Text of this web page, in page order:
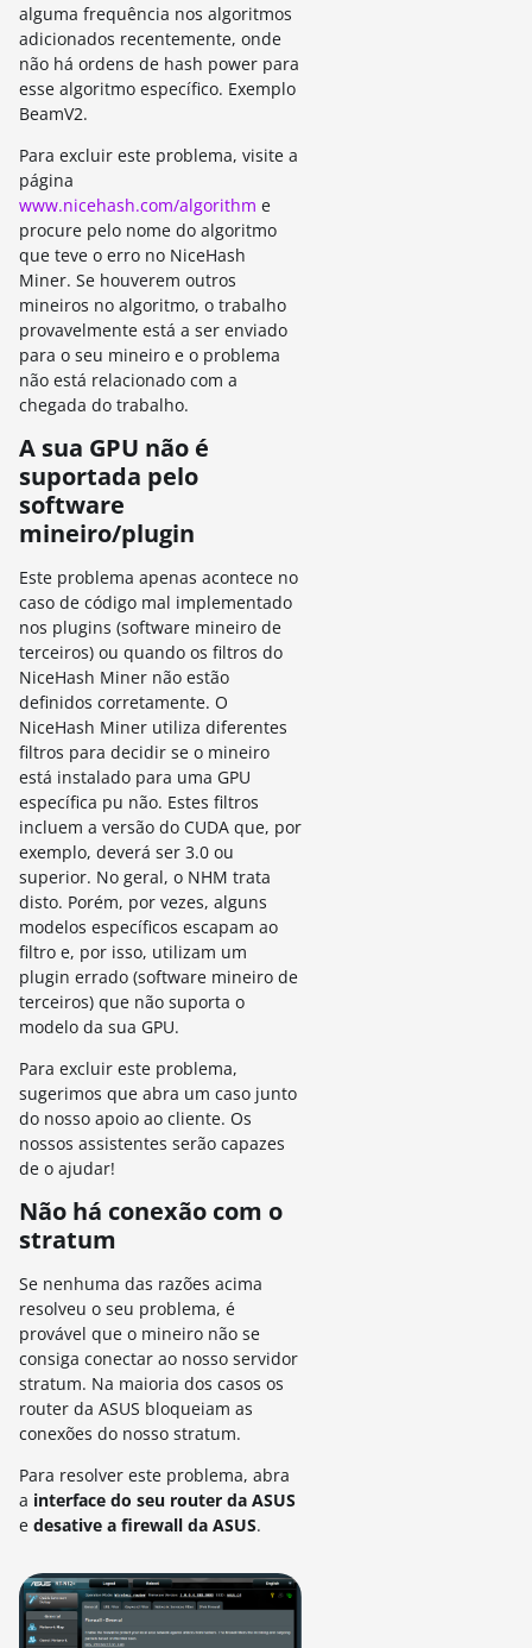
alguma frequência nos algoritmos
adicionados recentemente, onde
não há ordens de hash power para
esse algoritmo específico. Exemplo
BeamV2.
Para excluir este problema, visite a
página
www.nicehash.com/algorithm e
procure pelo nome do algoritmo
que teve o erro no NiceHash
Miner. Se houverem outros
mineiros no algoritmo, o trabalho
provavelmente está a ser enviado
para o seu mineiro e o problema
não está relacionado com a
chegada do trabalho.
A sua GPU não é
suportada pelo
software
mineiro/plugin
Este problema apenas acontece no
caso de código mal implementado
nos plugins (software mineiro de
terceiros) ou quando os filtros do
NiceHash Miner não estão
definidos corretamente. O
NiceHash Miner utiliza diferentes
filtros para decidir se o mineiro
está instalado para uma GPU
específica pu não. Estes filtros
incluem a versão do CUDA que, por
exemplo, deverá ser 3.0 ou
superior. No geral, o NHM trata
disto. Porém, por vezes, alguns
modelos específicos escapam ao
filtro e, por isso, utilizam um
plugin errado (software mineiro de
terceiros) que não suporta o
modelo da sua GPU.
Para excluir este problema,
sugerimos que abra um caso junto
do nosso apoio ao cliente. Os
nossos assistentes serão capazes
de o ajudar!
Não há conexão com o
stratum
Se nenhuma das razões acima
resolveu o seu problema, é
provável que o mineiro não se
consiga conectar ao nosso servidor
stratum. Na maioria dos casos os
router da ASUS bloqueiam as
conexões do nosso stratum.
Para resolver este problema, abra
a interface do seu router da ASUS
e desative a firewall da ASUS.